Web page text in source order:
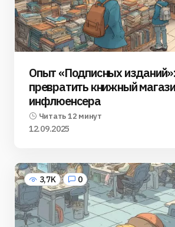
Опыт «Подписных
превратить книжный
инфлюенсера
Читать 12 минут
12.09.2025
3,7K 0